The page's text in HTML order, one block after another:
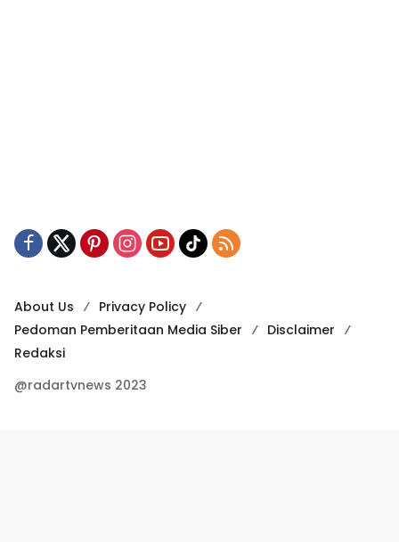
About Us
Privacy Policy
Pedoman Pemberitaan Media Siber
Disclaimer
Redaksi
@radartvnews 2023